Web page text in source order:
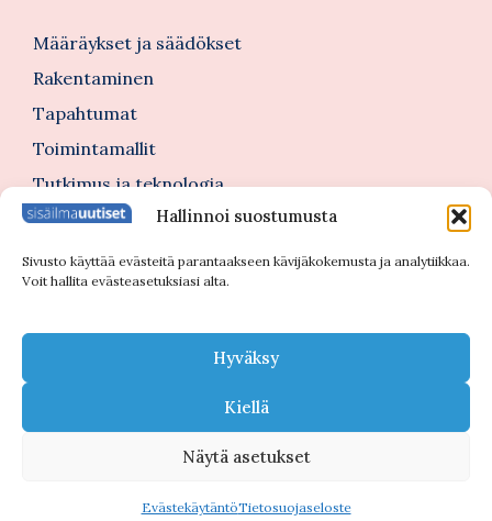
Hallinnoi suostumusta
Sivusto käyttää evästeitä parantaakseen kävijäkokemusta ja analytiikkaa.
Voit hallita evästeasetuksiasi alta.
Hyväksy
Kiellä
Näytä asetukset
EvästekäytäntöTietosuojaseloste
Määräykset ja säädökset
Rakentaminen
Tapahtumat
Toimintamallit
Tutkimus ja teknologia
Tutustu myös
© 2026 Sisäilmauutiset |Tietosuojaseloste